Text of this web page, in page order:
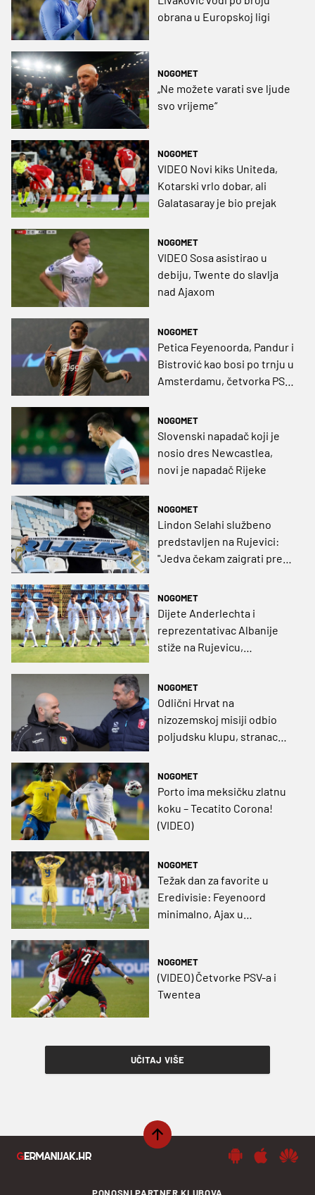
obrana u Europskoj ligi
NOGOMET
„Ne možete varati sve ljude
svo vrijeme“
NOGOMET
VIDEO Novi kiks Uniteda,
Kotarski vrlo dobar, ali
Galatasaray je bio prejak
NOGOMET
VIDEO Sosa asistirao u
debiju, Twente do slavlja
nad Ajaxom
NOGOMET
Petica Feyenoorda, Pandur i
Bistrović kao bosi po trnju u
Amsterdamu, četvorka PSV-
NOGOMET
Slovenski napadač koji je
nosio dres Newcastlea,
novi je napadač Rijeke
NOGOMET
Lindon Selahi službeno
predstavljen na Rujevici:
"Jedva čekam zaigrati pred
NOGOMET
Dijete Anderlechta i
reprezentativac Albanije
stiže na Rujevicu,
NOGOMET
Odlični Hrvat na
nizozemskoj misiji odbio
poljudsku klupu, stranac
NOGOMET
Porto ima meksičku zlatnu
koku – Tecatito Corona!
(VIDEO)
NOGOMET
Težak dan za favorite u
Eredivisie: Feyenoord
minimalno, Ajax u
NOGOMET
(VIDEO) Četvorke PSV-a i
Twentea
UČITAJ VIŠE